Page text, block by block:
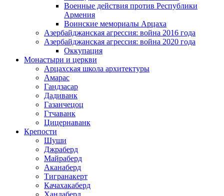
Военные действия против Республики
Армения
Воинские мемориалы Арцаха
Азербайджанская агрессия: война 2016 года
Азербайджанская агрессия: война 2020 года
Оккупация
Монастыри и церкви
Арцахская школа архитектуры
Амарас
Гандзасар
Дадиванк
Газанчецоц
Гтчаванк
Цицернаванк
Крепости
Шуши
Джраберд
Майраберд
Аканаберд
Тигранакерт
Качахакаберд
Хандаберд